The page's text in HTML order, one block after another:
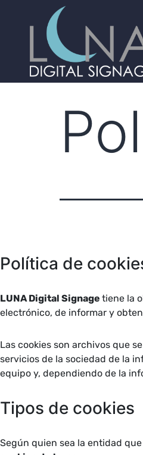
Política de
LUNA Digital Signage tiene la
electrónico, de informar y
Las cookies son archivos que
servicios de la sociedad de la
equipo y, dependiendo de la
Tipos de cookies
Según quien sea la entidad